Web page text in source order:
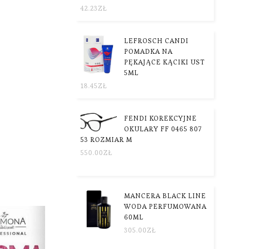
42.23ZŁ
LEFROSCH CANDI
POMADKA NA
PĘKAJĄCE KĄCIKI UST
5ML
18.45ZŁ
FENDI KOREKCYJNE
OKULARY FF 0465 807
53 ROZMIAR M
550.00ZŁ
MANCERA BLACK LINE
WODA PERFUMOWANA
60ML
305.00ZŁ